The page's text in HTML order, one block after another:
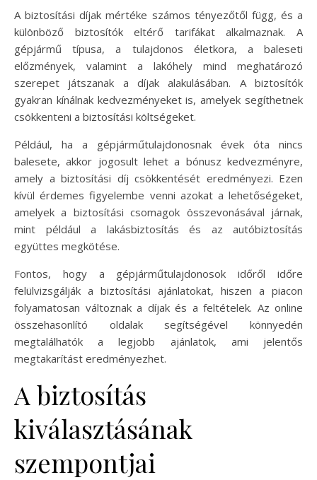
A biztosítási díjak mértéke számos tényezőtől függ, és a
különböző biztosítók eltérő tarifákat alkalmaznak. A
gépjármű típusa, a tulajdonos életkora, a baleseti
előzmények, valamint a lakóhely mind meghatározó
szerepet játszanak a díjak alakulásában. A biztosítók
gyakran kínálnak kedvezményeket is, amelyek segíthetnek
csökkenteni a biztosítási költségeket.
Például, ha a gépjárműtulajdonosnak évek óta nincs
balesete, akkor jogosult lehet a bónusz kedvezményre,
amely a biztosítási díj csökkentését eredményezi. Ezen
kívül érdemes figyelembe venni azokat a lehetőségeket,
amelyek a biztosítási csomagok összevonásával járnak,
mint például a lakásbiztosítás és az autóbiztosítás
együttes megkötése.
Fontos, hogy a gépjárműtulajdonosok időről időre
felülvizsgálják a biztosítási ajánlatokat, hiszen a piacon
folyamatosan változnak a díjak és a feltételek. Az online
összehasonlító oldalak segítségével könnyedén
megtalálhatók a legjobb ajánlatok, ami jelentős
megtakarítást eredményezhet.
A biztosítás
kiválasztásának
szempontjai